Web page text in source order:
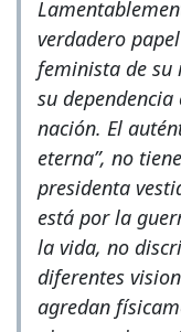
verdadero
feminista de su
su
nación. El
eterna”, no
presidenta
está por la
la vida, no
diferentes
agredan